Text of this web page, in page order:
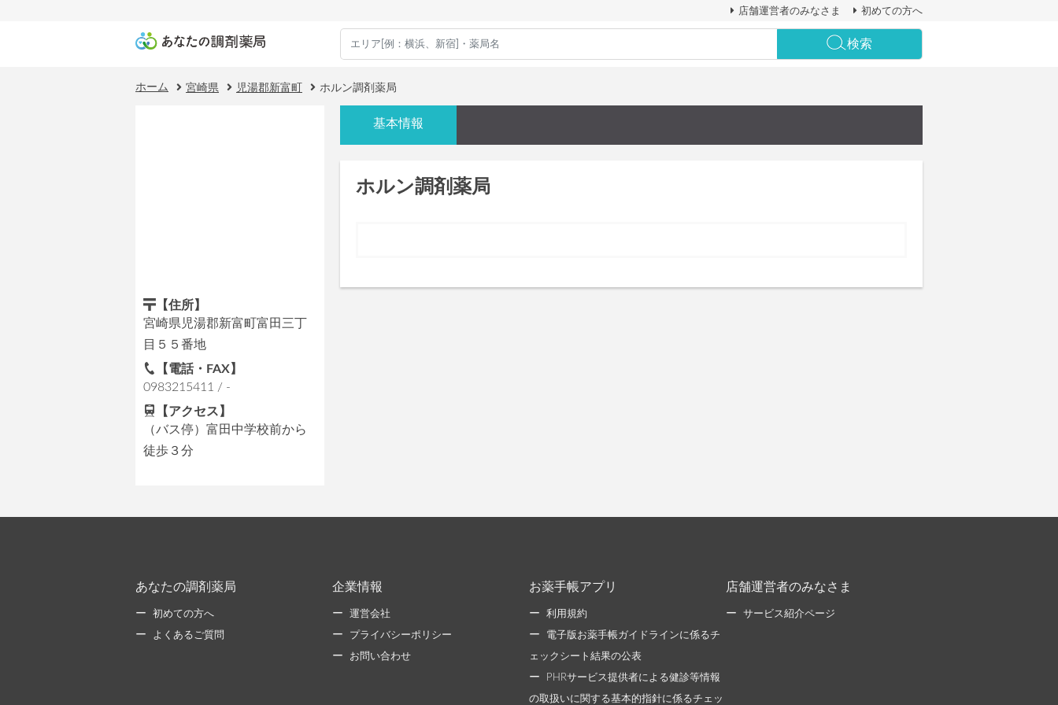
店舗運営者のみなさま 初めての方へ
検索
ホーム 宮崎県 児湯郡新富町 ホルン調剤薬局
【住所】
宮崎県児湯郡新富町富田三丁
目５５番地
【電話・FAX】
0983215411 / -
【アクセス】
（バス停）富田中学校前から
徒歩３分
基本情報
ホルン調剤薬局
あなたの調剤薬局
初めての方へ
よくあるご質問
企業情報
運営会社
プライバシーポリシー
お問い合わせ
お薬手帳アプリ
利用規約
電子版お薬手帳ガイドラインに係るチ
ェックシート結果の公表
PHRサービス提供者による健診等情報
の取扱いに関する基本的指針に係るチェッ
店舗運営者のみなさま
サービス紹介ページ